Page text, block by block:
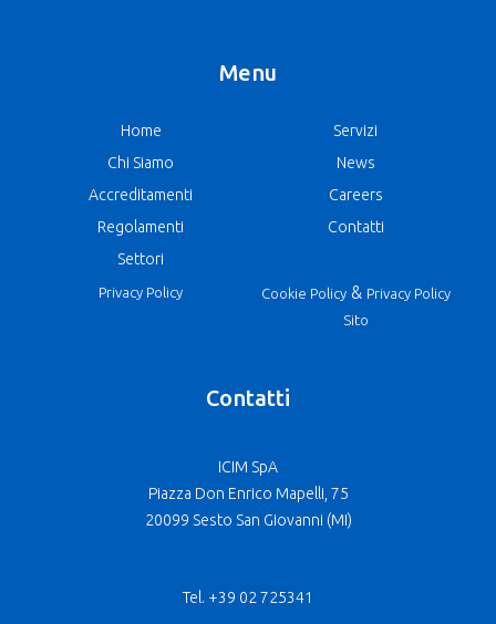
Menu
Home
Chi Siamo
Accreditamenti
Regolamenti
Settori
Privacy Policy
Servizi
News
Careers
Contatti
Cookie Policy& Privacy Policy
Sito
Contatti
ICIM SpA
Piazza Don Enrico Mapelli, 75
20099 Sesto San Giovanni (MI)
Tel. +39 02 725341